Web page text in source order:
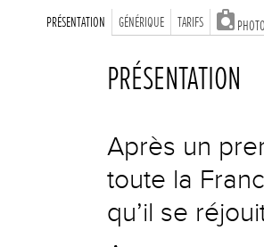
PRÉSENTATION GÉNÉRIQUE TARIFS
PRÉSENTATION
Après un
toute la
qu’il se